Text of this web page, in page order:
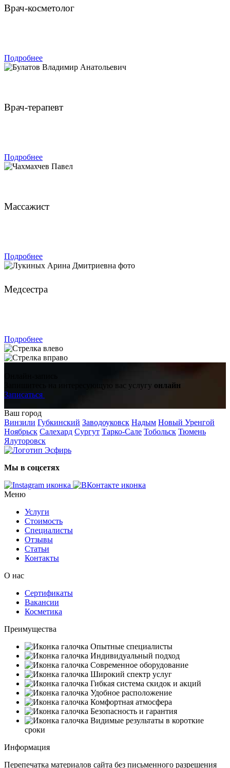
Врач-косметолог
Подробнее
Врач-терапевт
Подробнее
Массажист
Подробнее
Медсестра
Подробнее
Запишитесь на интересующую вас услугу онлайн
Записаться
Ваш город
Винзили Губкинский Заводоуковск Надым Новый Уренгой
Ноябрьск Салехард Сургут Тарко-Сале Тобольск Тюмень
Ялуторовск
Мы в соцсетях
Меню
Услуги
Стоимость
Специалисты
Отзывы
Статьи
Контакты
О нас
Сертификаты
Вакансии
Косметика
Преимущества
Опытные специалисты
Индивидуальный подход
Современное оборудование
Широкий спектр услуг
Гибкая система скидок и акций
Удобное расположение
Комфортная атмосфера
Безопасность и гарантия
Видимые результаты в короткие
сроки
Информация
Перепечатка материалов сайта без письменного разрешения